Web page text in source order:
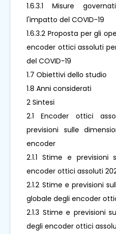
1.6.3.1 Misure
l'impatto del COVID-19
1.6.3.2 Proposta per gli
encoder ottici assoluti
del COVID-19
1.7 Obiettivi dello studio
1.8 Anni considerati
2 Sintesi
2.1 Encoder ottici
previsioni sulle
encoder
2.1.1 Stime e
encoder ottici assoluti
2.1.2 Stime e previsioni
globale degli encoder
2.1.3 Stime e previsioni
degli encoder ottici